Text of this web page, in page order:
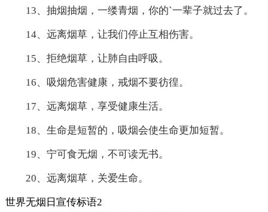
13、抽烟抽烟，一缕青烟，你的`一辈子就过去了。
14、远离烟草，让我们停止互相伤害。
15、拒绝烟草，让肺自由呼吸。
16、吸烟危害健康，戒烟不要彷徨。
17、远离烟草，享受健康生活。
18、生命是短暂的，吸烟会使生命更加短暂。
19、宁可食无烟，不可读无书。
20、远离烟草，关爱生命。
世界无烟日宣传标语2